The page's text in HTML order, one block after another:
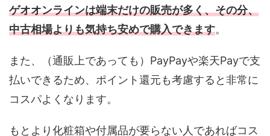
ゲオオンラインは端末だけの販売が多く、その分、
中古相場よりも気持ち安めで購入できます。
また、（通販上であっても）PayPayや楽天Payで支
払いできるため、ポイント還元も考慮すると非常に
コスパよくなります。
もとより化粧箱や付属品が要らない人であればコス